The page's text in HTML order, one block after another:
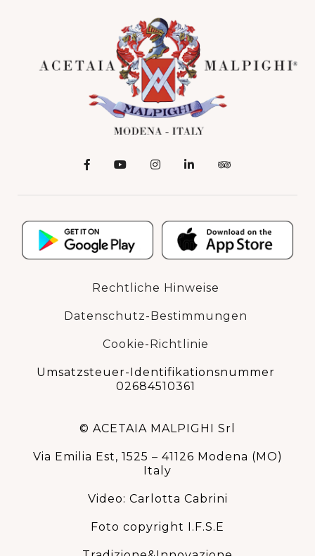
Rechtliche Hinweise
Datenschutz-Bestimmungen
Cookie-Richtlinie
Umsatzsteuer-Identifikationsnummer
02684510361
© ACETAIA MALPIGHI Srl
Via Emilia Est, 1525 – 41126 Modena (MO)
Italy
Video: Carlotta Cabrini
Foto copyright I.F.S.E